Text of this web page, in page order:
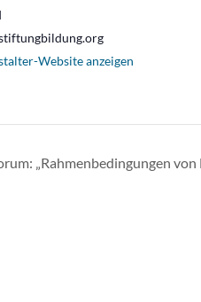
Website anzeigen
„Rahmenbedingungen von